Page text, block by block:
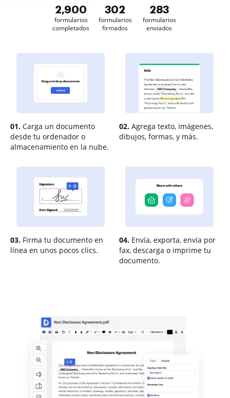
2,900
formularios
completados
302
formularios
firmados
283
formularios
enviados
01. Carga un documento
desde tu ordenador o
almacenamiento en la nube.
02. Agrega texto, imágenes,
dibujos, formas, y más.
03. Firma tu documento en
línea en unos pocos clics.
04. Envía, exporta, envía por
fax, descarga o imprime tu
documento.